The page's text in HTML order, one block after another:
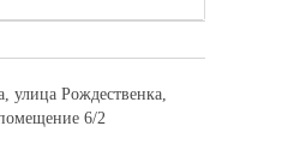
улица Рождественка,
6/2